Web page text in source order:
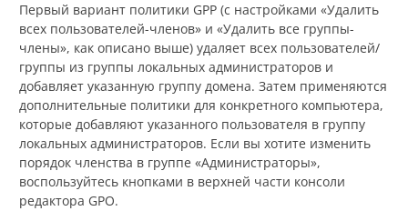
Первый вариант политики GPP (с настройками «Удалить
всех пользователей-членов» и «Удалить все группы-
члены», как описано выше) удаляет всех пользователей/
группы из группы локальных администраторов и
добавляет указанную группу домена. Затем применяются
дополнительные политики для конкретного компьютера,
которые добавляют указанного пользователя в группу
локальных администраторов. Если вы хотите изменить
порядок членства в группе «Администраторы»,
воспользуйтесь кнопками в верхней части консоли
редактора GPO.